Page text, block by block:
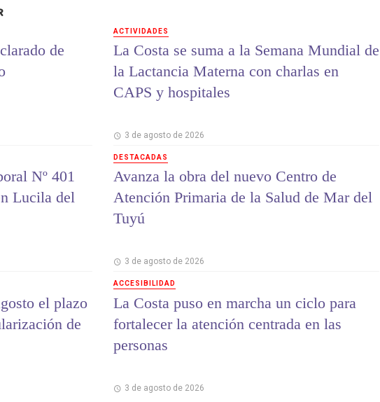
de
Nº 401
Lucila del
el plazo
de
ACTIVIDADES
La Costa se suma a la Semana Mundial de
la Lactancia Materna con charlas en
CAPS y hospitales
3 de agosto de 2026
DESTACADAS
Avanza la obra del nuevo Centro de
Atención Primaria de la Salud de Mar del
Tuyú
3 de agosto de 2026
ACCESIBILIDAD
La Costa puso en marcha un ciclo para
fortalecer la atención centrada en las
personas
3 de agosto de 2026